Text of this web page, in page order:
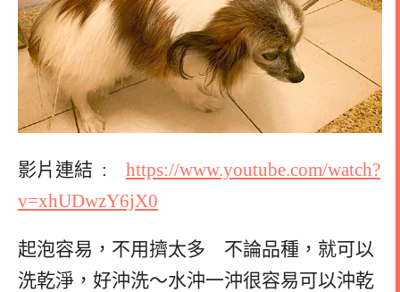
影片連結 : https://www.youtube.com/watch?
v=xhUDwzY6jX0
起泡容易，不用擠太多 不論品種，就可以
洗乾淨，好沖洗～水沖一沖很容易可以沖乾